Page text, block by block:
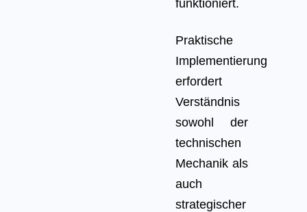
funktioniert.
Praktische
Implementierung
erfordert
Verständnis
sowohl der
technischen
Mechanik als
auch
strategischer